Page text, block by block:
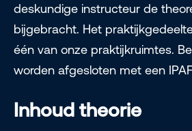
deskundige instructeur de
bijgebracht. Het
één van onze praktijkruimtes.
worden afgesloten met een
Inhoud theorie